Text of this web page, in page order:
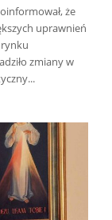
że
uprawnień
zmiany w